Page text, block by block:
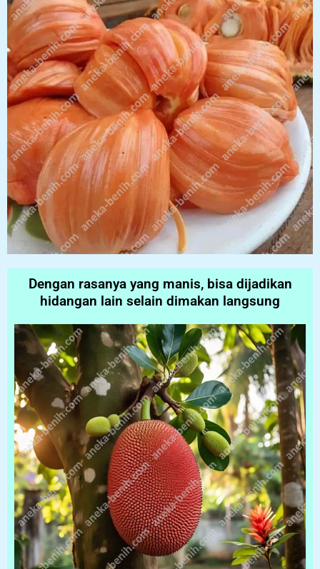
Dengan rasanya yang manis, bisa dijadikan
hidangan lain selain dimakan langsung